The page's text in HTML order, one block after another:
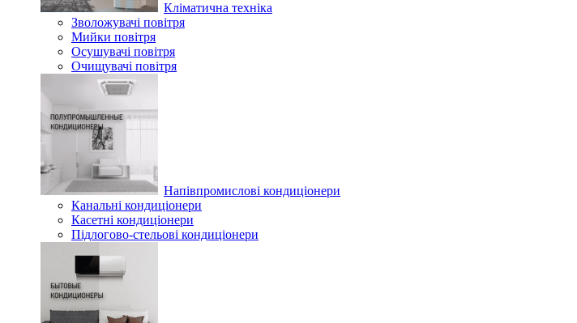
Кліматична техніка
Зволожувачі повітря
Мийки повітря
Осушувачі повітря
Очищувачі повітря
Напівпромислові кондиціонери
Канальні кондиціонери
Касетні кондиціонери
Підлогово-стельові кондиціонери